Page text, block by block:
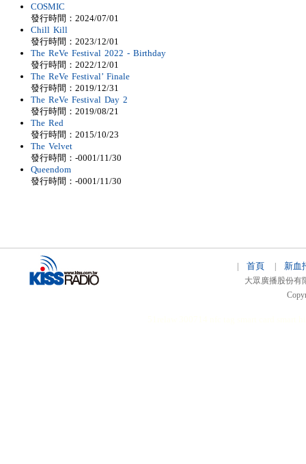
COSMIC
發行時間：2024/07/01
Chill Kill
發行時間：2023/12/01
The ReVe Festival 2022 - Birthday
發行時間：2022/12/01
The ReVe Festival’ Finale
發行時間：2019/12/31
The ReVe Festival Day 2
發行時間：2019/08/21
The Red
發行時間：2015/10/23
The Velvet
發行時間：-0001/11/30
Queendom
發行時間：-0001/11/30
首頁 新血
大眾廣播股份有